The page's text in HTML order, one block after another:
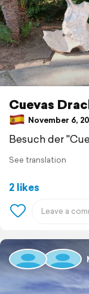
Cuevas
November 6,
Besuch der
See translation
2 likes